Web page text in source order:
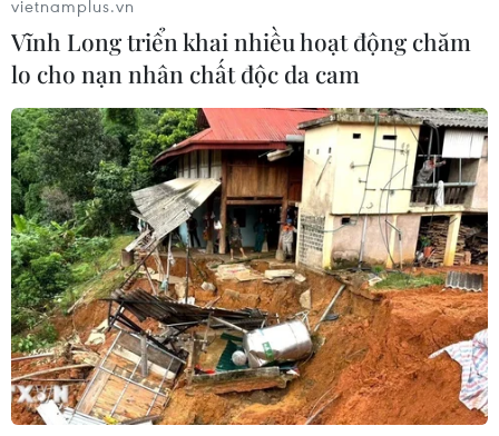
Văn Hưng (Vietnam+)
vietnamplus.vn
Vĩnh Long triển khai nhiều hoạt động chăm
lo cho nạn nhân chất độc da cam